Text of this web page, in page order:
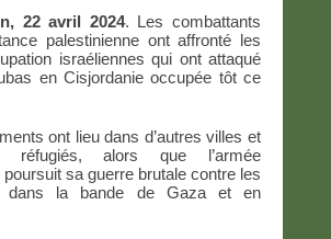
22 avril 2024. Les combattants
palestinienne ont affronté les
israéliennes qui ont attaqué
en Cisjordanie occupée tôt ce
ont lieu dans d’autres villes et
réfugiés, alors que l’armée
poursuit sa guerre brutale contre les
dans la bande de Gaza et en